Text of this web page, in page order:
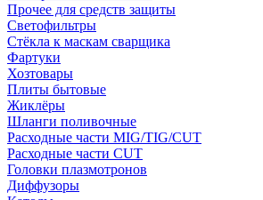
Прочее для средств защиты
Светофильтры
Стёкла к маскам сварщика
Фартуки
Хозтовары
Плиты бытовые
Жиклёры
Шланги поливочные
Расходные части MIG/TIG/CUT
Расходные части CUT
Головки плазмотронов
Диффузоры